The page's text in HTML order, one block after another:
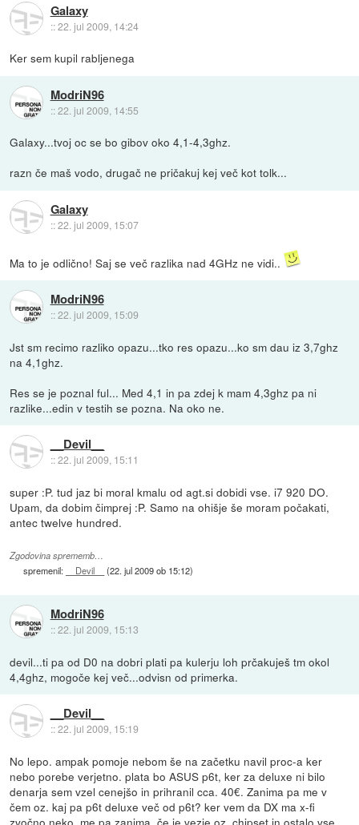
Galaxy
::22. jul 2009, 14:24
Ker sem kupil rabljenega
ModriN96
::22. jul 2009, 14:55
Galaxy...tvoj oc se bo gibov oko 4,1-4,3ghz.
razn če maš vodo, drugač ne pričakuj kej več kot tolk...
Galaxy
::22. jul 2009, 15:07
Ma to je odlično! Saj se več razlika nad 4GHz ne vidi..
ModriN96
::22. jul 2009, 15:09
Jst sm recimo razliko opazu...tko res opazu...ko sm dau iz 3,7ghz
na 4,1ghz.
Res se je poznal ful... Med 4,1 in pa zdej k mam 4,3ghz pa ni
razlike...edin v testih se pozna. Na oko ne.
__Devil__
::22. jul 2009, 15:11
super :P. tud jaz bi moral kmalu od agt.si dobidi vse. i7 920 DO.
Upam, da dobim čimprej :P. Samo na ohišje še moram počakati,
antec twelve hundred.
Zgodovina sprememb…
spremenil: __Devil__ (22. jul 2009 ob 15:12)
ModriN96
::22. jul 2009, 15:13
devil...ti pa od D0 na dobri plati pa kulerju loh prčakuješ tm okol
4,4ghz, mogoče kej več...odvisn od primerka.
__Devil__
::22. jul 2009, 15:19
No lepo. ampak pomoje nebom še na začetku navil proc-a ker
nebo porebe verjetno. plata bo ASUS p6t, ker za deluxe ni bilo
denarja sem vzel cenejšo in prihranil cca. 40€. Zanima pa me v
čem oz. kaj pa p6t deluxe več od p6t? ker vem da DX ma x-fi
zvočno neko, me pa zanima, če je vezje oz. chipset in ostalo vse